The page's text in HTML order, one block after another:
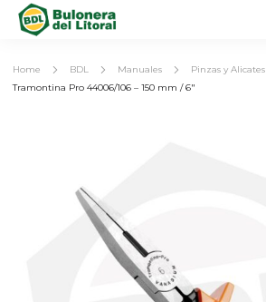
Home BDL Manuales Pinzas y Alicates
Tramontina Pro 44006/106 – 150 mm / 6″